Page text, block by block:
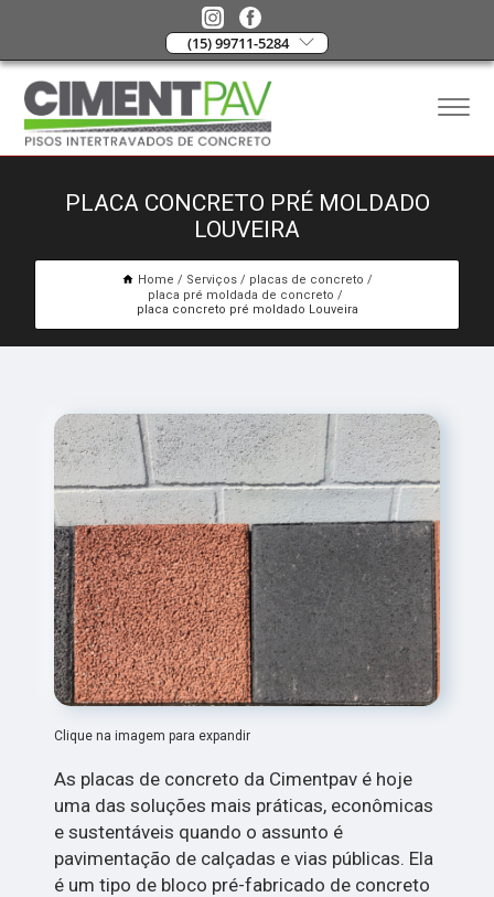
(15) 99711-5284
PLACA CONCRETO PRÉ MOLDADO
LOUVEIRA
Home Serviços
placas de concreto
placa pré moldada de concreto
placa concreto pré moldado Louveira
Clique na imagem para expandir
As placas de concreto da Cimentpav é hoje
uma das soluções mais práticas, econômicas
e sustentáveis quando o assunto é
pavimentação de calçadas e vias públicas. Ela
é um tipo de bloco pré-fabricado de concreto